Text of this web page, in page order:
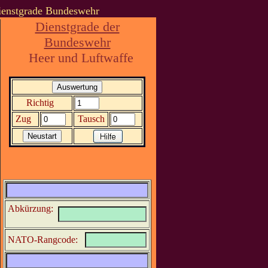
Bundeswehr
Dienstgrade der
Bundeswehr
Heer und Luftwaffe
Richtig
Zug
Tausch
Abkürzung:
NATO-Rangcode: